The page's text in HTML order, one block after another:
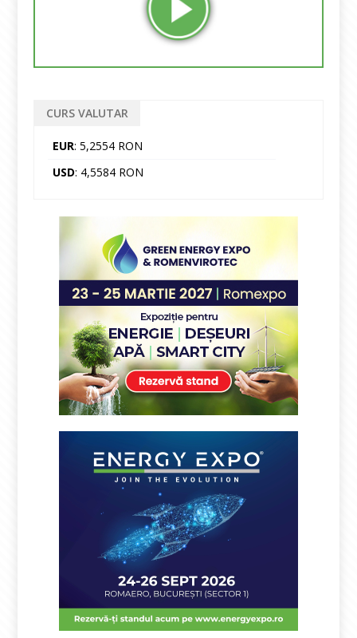
CURS VALUTAR
EUR: 5,2554 RON
USD: 4,5584 RON